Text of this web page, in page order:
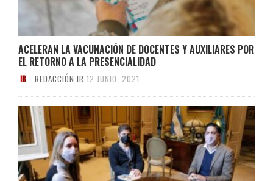
ACELERAN LA VACUNACIÓN DE DOCENTES Y AUXILIARES POR
EL RETORNO A LA PRESENCIALIDAD
REDACCIÓN IR 12 JUNIO, 2021